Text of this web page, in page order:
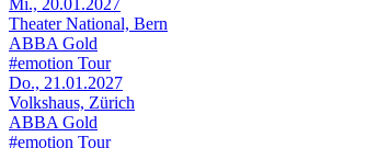
Mi., 20.01.2027
Theater National, Bern
ABBA Gold
#emotion Tour
Do., 21.01.2027
Volkshaus, Zürich
ABBA Gold
#emotion Tour